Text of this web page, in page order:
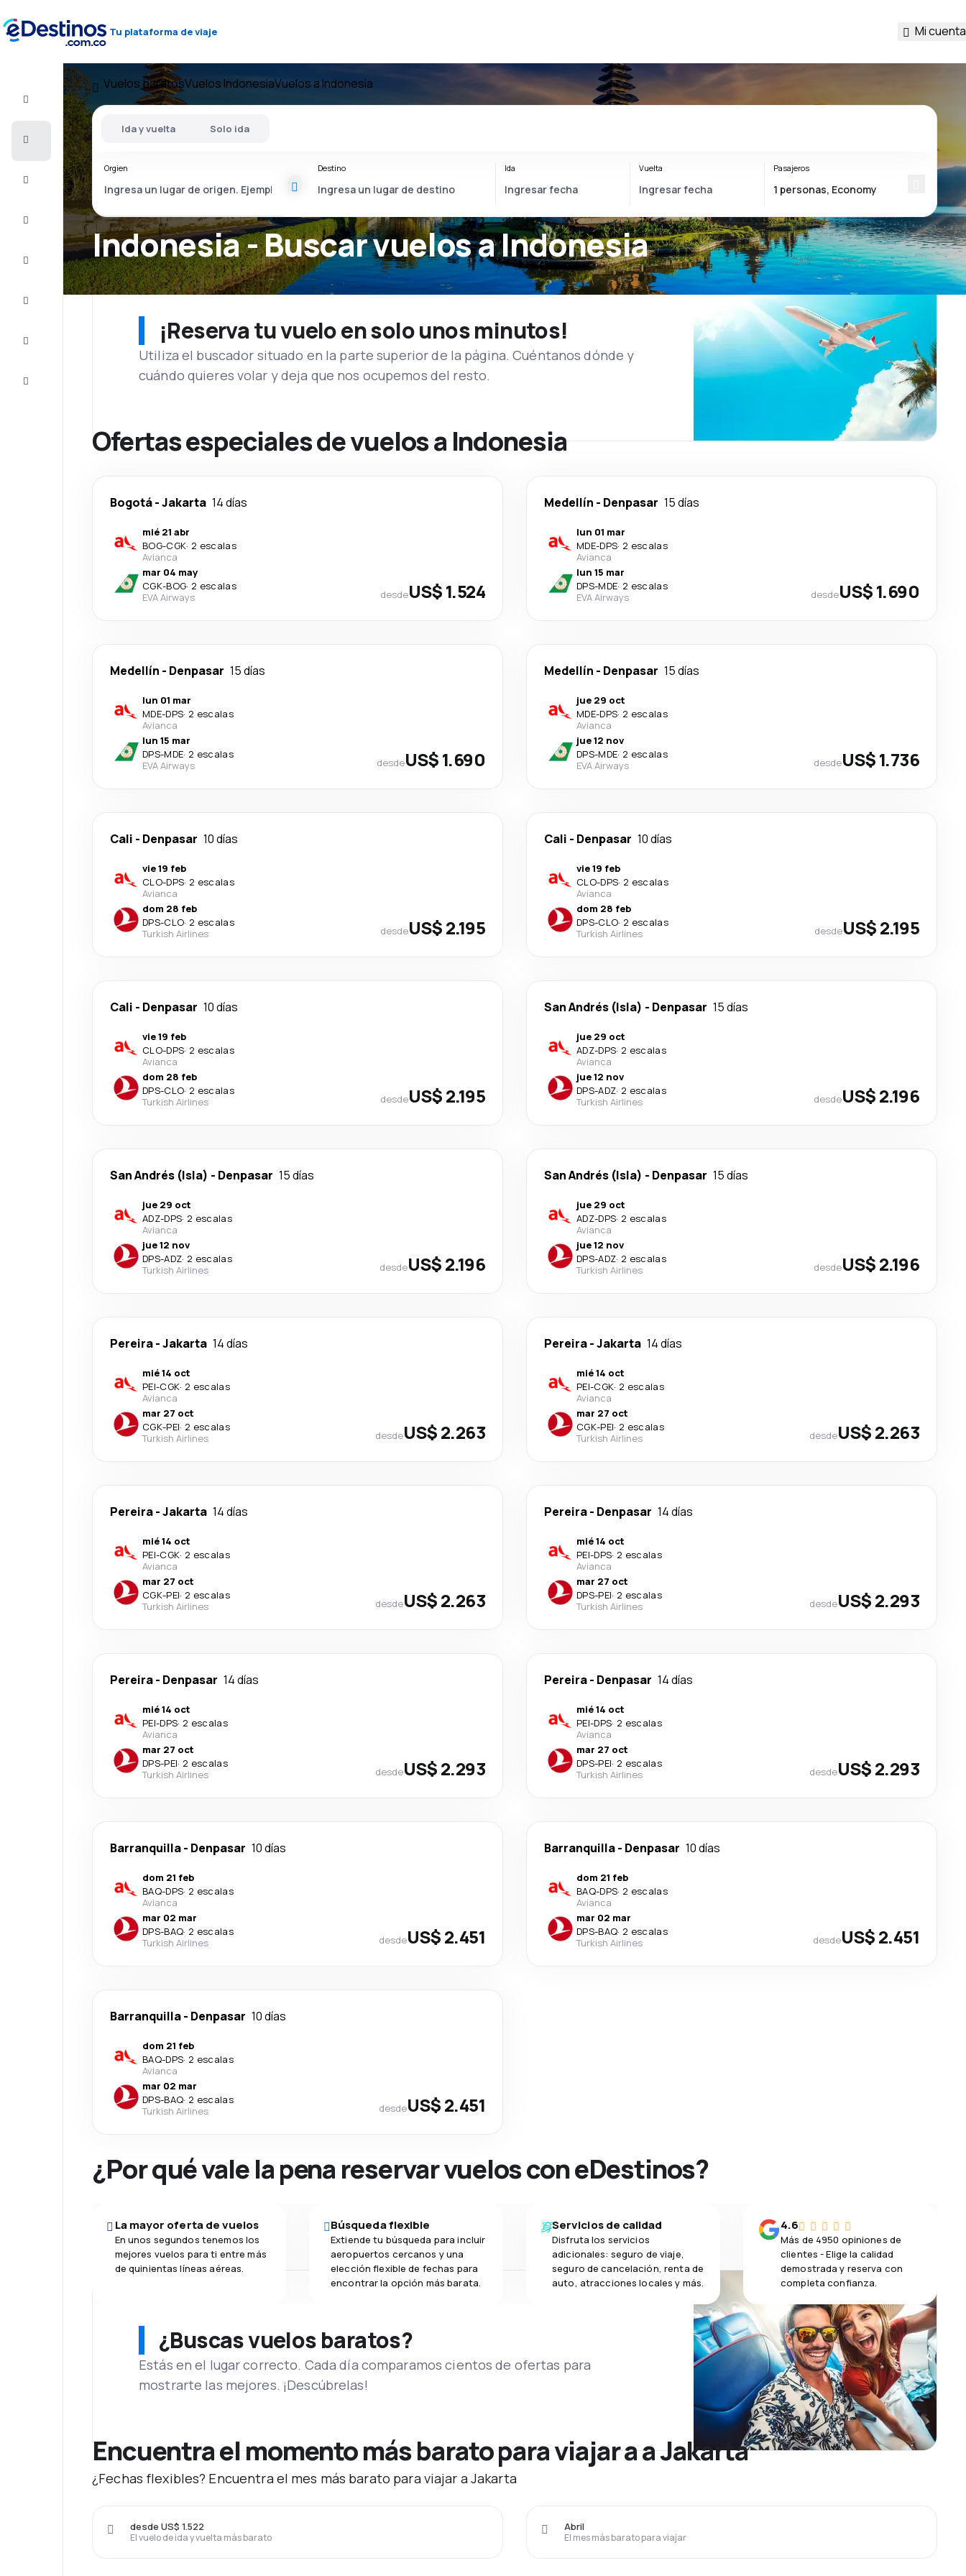
Tu plataforma de viaje Mi cuenta
Vuelo+Hotel
baratos
Alojamientos
Ofertas
Completa
Vuelos baratosVuelos IndonesiaVuelos a Indonesia
Indonesia - Buscar vuelos a Indonesia
Ida y vuelta Solo ida
Orgien Destino Ida Vuelta Pasajeros
¡Reserva tu vuelo en solo unos minutos!
Utiliza el buscador situado en la parte superior de la página. Cuéntanos dónde y
cuándo quieres volar y deja que nos ocupemos del resto.
Ofertas especiales de vuelos a Indonesia
Bogotá-Jakarta 14 días
mié 21 abr
BOG-CGK· 2 escalas
Avianca
mar 04 may
CGK-BOG· 2 escalas
EVA Airways
desdeUS$ 1.524
Medellín - Denpasar 15 días
lun 01 mar
MDE-DPS· 2 escalas
Avianca
lun 15 mar
DPS-MDE· 2 escalas
EVA Airways
desdeUS$ 1.690
Medellín - Denpasar 15 días
lun 01 mar
MDE-DPS· 2 escalas
Avianca
lun 15 mar
DPS-MDE· 2 escalas
EVA Airways
desdeUS$ 1.690
Medellín - Denpasar 15 días
jue 29 oct
MDE-DPS· 2 escalas
Avianca
jue 12 nov
DPS-MDE· 2 escalas
EVA Airways
desdeUS$ 1.736
Cali - Denpasar 10 días
vie 19 feb
CLO-DPS· 2 escalas
Avianca
dom 28 feb
DPS-CLO· 2 escalas
Turkish Airlines
desdeUS$ 2.195
Cali - Denpasar 10 días
vie 19 feb
CLO-DPS· 2 escalas
Avianca
dom 28 feb
DPS-CLO· 2 escalas
Turkish Airlines
desdeUS$ 2.195
Cali - Denpasar 10 días
vie 19 feb
CLO-DPS· 2 escalas
Avianca
dom 28 feb
DPS-CLO· 2 escalas
Turkish Airlines
desdeUS$ 2.195
San Andrés (Isla) - Denpasar 15 días
jue 29 oct
ADZ-DPS· 2 escalas
Avianca
jue 12 nov
DPS-ADZ· 2 escalas
Turkish Airlines
desdeUS$ 2.196
San Andrés (Isla) - Denpasar 15 días
jue 29 oct
ADZ-DPS· 2 escalas
Avianca
jue 12 nov
DPS-ADZ· 2 escalas
Turkish Airlines
desdeUS$ 2.196
San Andrés (Isla) - Denpasar 15 días
jue 29 oct
ADZ-DPS· 2 escalas
Avianca
jue 12 nov
DPS-ADZ· 2 escalas
Turkish Airlines
desdeUS$ 2.196
Pereira-Jakarta 14 días
mié 14 oct
PEI-CGK· 2 escalas
Avianca
mar 27 oct
CGK-PEI· 2 escalas
Turkish Airlines
desdeUS$ 2.263
Pereira-Jakarta 14 días
mié 14 oct
PEI-CGK· 2 escalas
Avianca
mar 27 oct
CGK-PEI· 2 escalas
Turkish Airlines
desdeUS$ 2.263
Pereira-Jakarta 14 días
mié 14 oct
PEI-CGK· 2 escalas
Avianca
mar 27 oct
CGK-PEI· 2 escalas
Turkish Airlines
desdeUS$ 2.263
Pereira- Denpasar 14 días
mié 14 oct
PEI-DPS· 2 escalas
Avianca
mar 27 oct
DPS-PEI· 2 escalas
Turkish Airlines
desdeUS$ 2.293
Pereira- Denpasar 14 días
mié 14 oct
PEI-DPS· 2 escalas
Avianca
mar 27 oct
DPS-PEI· 2 escalas
Turkish Airlines
desdeUS$ 2.293
Pereira- Denpasar 14 días
mié 14 oct
PEI-DPS· 2 escalas
Avianca
mar 27 oct
DPS-PEI· 2 escalas
Turkish Airlines
desdeUS$ 2.293
Barranquilla- Denpasar 10 días
dom 21 feb
BAQ-DPS· 2 escalas
Avianca
mar 02 mar
DPS-BAQ· 2 escalas
Turkish Airlines
desdeUS$ 2.451
Barranquilla- Denpasar 10 días
dom 21 feb
BAQ-DPS· 2 escalas
Avianca
mar 02 mar
DPS-BAQ· 2 escalas
Turkish Airlines
desdeUS$ 2.451
Barranquilla- Denpasar 10 días
dom 21 feb
BAQ-DPS· 2 escalas
Avianca
mar 02 mar
DPS-BAQ· 2 escalas
Turkish Airlines
desdeUS$ 2.451
¿Por qué vale la pena reservar vuelos con eDestinos?
La mayor oferta de vuelos
En unos segundos tenemos los
mejores vuelos para ti entre más
de quinientas líneas aéreas.
Búsqueda flexible
Extiende tu búsqueda para incluir
aeropuertos cercanos y una
elección flexible de fechas para
encontrar la opción más barata.
Servicios de calidad
Disfruta los servicios
adicionales: seguro de viaje,
seguro de cancelación, renta de
auto, atracciones locales y más.
4.6
Más de 4950 opiniones de
clientes - Elige la calidad
demostrada y reserva con
completa confianza.
¿Buscas vuelos baratos?
Estás en el lugar correcto. Cada día comparamos cientos de ofertas para
mostrarte las mejores. ¡Descúbrelas!
Encuentra el momento más barato para viajar a a Jakarta
¿Fechas flexibles? Encuentra el mes más barato para viajar a Jakarta
El vuelo de ida y vuelta más barato
desde US$ 1.522
El mes más barato para viajar
Abril